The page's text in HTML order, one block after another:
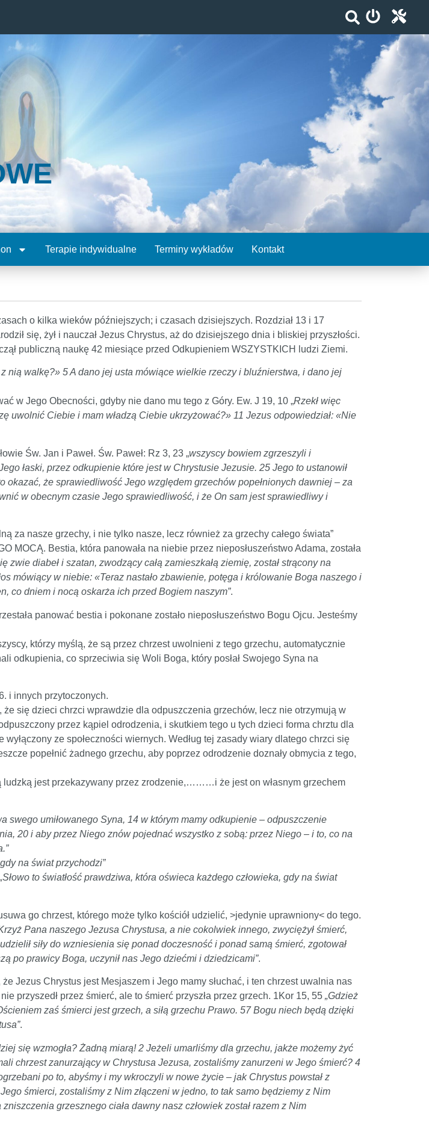
Terapie indywidualne Terminy wykładów Kontakt
o kilka wieków późniejszych; i czasach dzisiejszych. Rozdział 13 i 17
się, żył i nauczał Jezus Chrystus, aż do dzisiejszego dnia i bliskiej przyszłości.
publiczną naukę 42 miesiące przed Odkupieniem WSZYSTKICH ludzi Ziemi.
nią walkę?» 5 A dano jej usta mówiące wielkie rzeczy i bluźnierstwa, i dano jej
w Jego Obecności, gdyby nie dano mu tego z Góry. Ew. J 19, 10 „Rzekł więc
uwolnić Ciebie i mam władzą Ciebie ukrzyżować?» 11 Jezus odpowiedział: «Nie
Św. Jan i Paweł. Św. Paweł: Rz 3, 23 „wszyscy bowiem zgrzeszyli i
łaski, przez odkupienie które jest w Chrystusie Jezusie. 25 Jego to ustanowił
okazać, że sprawiedliwość Jego względem grzechów popełnionych dawniej – za
w obecnym czasie Jego sprawiedliwość, i że On sam jest sprawiedliwy i
za nasze grzechy, i nie tylko nasze, lecz również za grzechy całego świata”
MOCĄ. Bestia, która panowała na niebie przez nieposłuszeństwo Adama, została
zwie diabeł i szatan, zwodzący całą zamieszkałą ziemię, został strącony na
mówiący w niebie: «Teraz nastało zbawienie, potęga i królowanie Boga naszego i
co dniem i nocą oskarża ich przed Bogiem naszym”.
panować bestia i pokonane zostało nieposłuszeństwo Bogu Ojcu. Jesteśmy
którzy myślą, że są przez chrzest uwolnieni z tego grzechu, automatycznie
odkupienia, co sprzeciwia się Woli Boga, który posłał Swojego Syna na
i innych przytoczonych.
się dzieci chrzci wprawdzie dla odpuszczenia grzechów, lecz nie otrzymują w
przez kąpiel odrodzenia, i skutkiem tego u tych dzieci forma chrztu dla
ze społeczności wiernych. Według tej zasady wiary dlatego chrzci się
popełnić żadnego grzechu, aby poprzez odrodzenie doznały obmycia z tego,
ludzką jest przekazywany przez zrodzenie,………i że jest on własnym grzechem
swego umiłowanego Syna, 14 w którym mamy odkupienie – odpuszczenie
20 i aby przez Niego znów pojednać wszystko z sobą: przez Niego – i to, co na
na świat przychodzi”
to światłość prawdziwa, która oświeca każdego człowieka, gdy na świat
go chrzest, którego może tylko kościół udzielić, >jedynie uprawniony< do tego.
Pana naszego Jezusa Chrystusa, a nie cokolwiek innego, zwyciężył śmierć,
siły do wzniesienia się ponad doczesność i ponad samą śmierć, zgotował
po prawicy Boga, uczynił nas Jego dziećmi i dziedzicami”.
Jezus Chrystus jest Mesjaszem i Jego mamy słuchać, i ten chrzest uwalnia nas
przyszedł przez śmierć, ale to śmierć przyszła przez grzech. 1Kor 15, 55 „Gdzież
zaś śmierci jest grzech, a siłą grzechu Prawo. 57 Bogu niech będą dzięki
.
się wzmogła? Żadną miarą! 2 Jeżeli umarliśmy dla grzechu, jakże możemy żyć
chrzest zanurzający w Chrystusa Jezusa, zostaliśmy zanurzeni w Jego śmierć? 4
po to, abyśmy i my wkroczyli w nowe życie – jak Chrystus powstał z
śmierci, zostaliśmy z Nim złączeni w jedno, to tak samo będziemy z Nim
grzesznego ciała dawny nasz człowiek został razem z Nim